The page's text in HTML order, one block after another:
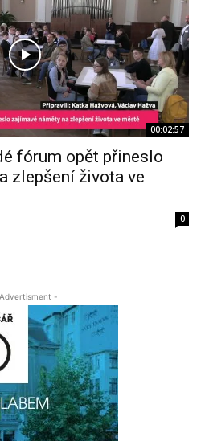
00:02:57
fórum opět přineslo
zlepšení života ve
0
-